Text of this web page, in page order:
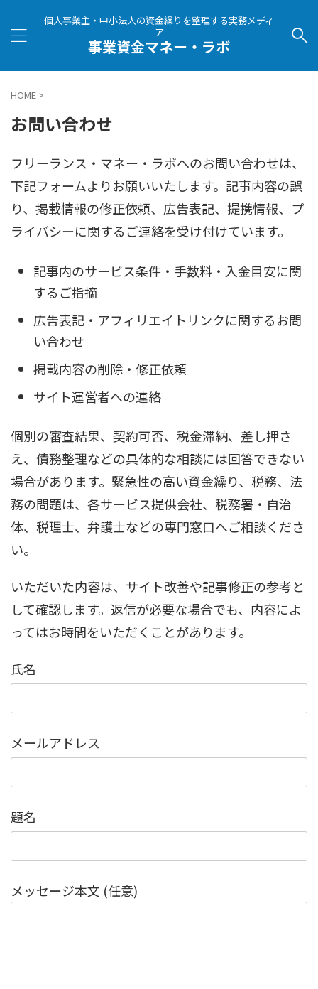
個人事業主・中小法人の資金繰りを整理する実務メディ
ア
事業資金マネー・ラボ
HOME >
お問い合わせ
フリーランス・マネー・ラボへのお問い合わせは、
下記フォームよりお願いいたします。記事内容の誤
り、掲載情報の修正依頼、広告表記、提携情報、プ
ライバシーに関するご連絡を受け付けています。
記事内のサービス条件・手数料・入金目安に関
するご指摘
広告表記・アフィリエイトリンクに関するお問
い合わせ
掲載内容の削除・修正依頼
サイト運営者への連絡
個別の審査結果、契約可否、税金滞納、差し押さ
え、債務整理などの具体的な相談には回答できない
場合があります。緊急性の高い資金繰り、税務、法
務の問題は、各サービス提供会社、税務署・自治
体、税理士、弁護士などの専門窓口へご相談くださ
い。
いただいた内容は、サイト改善や記事修正の参考と
して確認します。返信が必要な場合でも、内容によ
ってはお時間をいただくことがあります。
氏名
メールアドレス
題名
メッセージ本文 (任意)